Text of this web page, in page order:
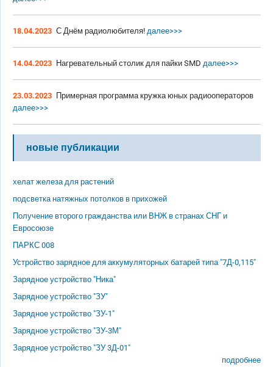
18.04.2023 С Днём радиолюбителя! далее>>>
14.04.2023 Нагревательный столик для пайки SMD далее>>>
23.03.2023 Примерная программа кружка юных радиооператоров
далее>>>
новые публикации
хелат железа для растений
подсветка натяжных потолков в прихожей
Получение второго гражданства или ВНЖ в странах СНГ и
Евросоюзе
ПАРКС 008
Устройство зарядное для аккумуляторных батарей типа "7Д-0,115"
Зарядное устройство "Ника"
Зарядное устройство "ЗУ"
Зарядное устройство "ЗУ-1"
Зарядное устройство "ЗУ-3М"
Зарядное устройство "ЗУ 3Д-01"
подробнее